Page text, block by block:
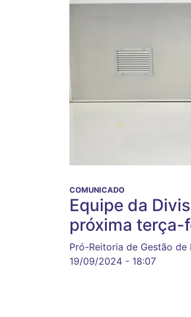
COMUNICADO
Equipe da
próxima
Pró-Reitoria de Gestão de
19/09/2024 - 18:07